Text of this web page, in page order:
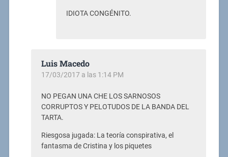
IDIOTA CONGÉNITO.
Luis Macedo
17/03/2017 a las 1:14 PM
NO PEGAN UNA CHE LOS SARNOSOS
CORRUPTOS Y PELOTUDOS DE LA BANDA DEL
TARTA.
Riesgosa jugada: La teoría conspirativa, el
fantasma de Cristina y los piquetes